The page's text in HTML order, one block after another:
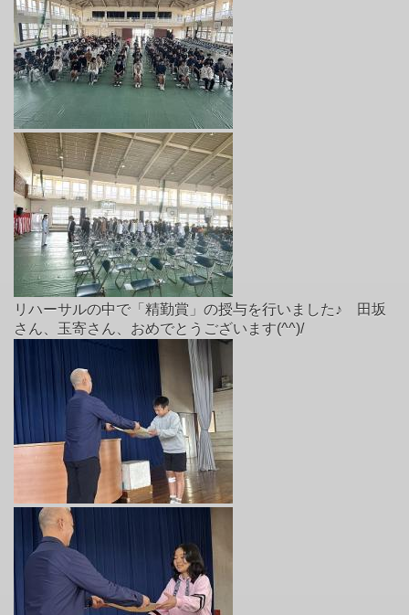
リハーサルの中で「精勤賞」の授与を行いました♪ 田坂
さん、玉寄さん、おめでとうございます(^^)/